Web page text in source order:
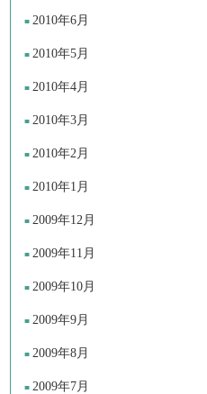
2010年6月
2010年5月
2010年4月
2010年3月
2010年2月
2010年1月
2009年12月
2009年11月
2009年10月
2009年9月
2009年8月
2009年7月